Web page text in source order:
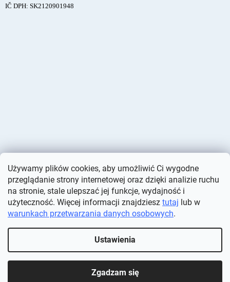
Używamy plików cookies, aby umożliwić Ci wygodne
przeglądanie strony internetowej oraz dzięki analizie ruchu
na stronie, stale ulepszać jej funkcje, wydajność i
użyteczność. Więcej informacji znajdziesz tutaj lub w
warunkach przetwarzania danych osobowych.
Ustawienia
Zgadzam się
IČ DPH: SK2120901948